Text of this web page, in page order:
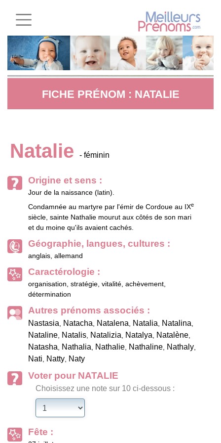
FICHE PRÉNOM : NATALIE
Natalie - féminin
Origine et sens :
Jour de la naissance (latin).
Condamnée au martyre par l'émir de Cordoue au IXe
siècle, sainte Nathalie mourut aux côtés de son mari
et du moine qu'ils avaient cachés.
Géographie, langues, cultures :
anglais, allemand
Caractérologie :
organisation, stratégie, vitalité, achèvement,
détermination
Autres prénoms associés :
Nastasia, Natacha, Natalena, Natalia, Natalina,
Nataline, Natalis, Natalizia, Natalya, Natalène,
Natasha, Nathalia, Nathalie, Nathaline, Nathaly,
Nati, Natty, Naty
Voter pour NATALIE
Choisissez une note sur 10 ci-dessous :
Fête :